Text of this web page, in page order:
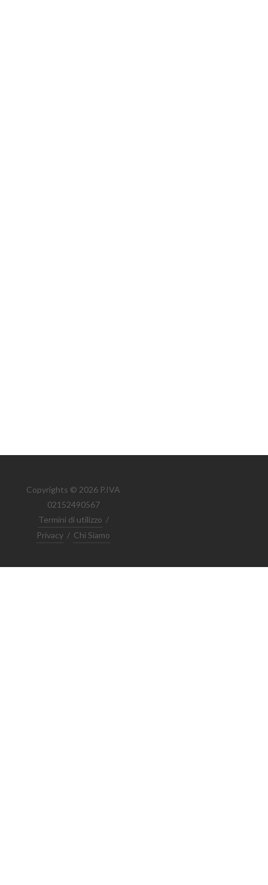
Copyrights © 2026 P.IVA
02152490567
Termini di utilizzo /
Privacy / Chi Siamo